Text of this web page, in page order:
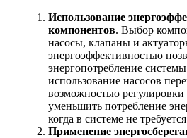
Использование
компонентов. Выбор
насосы, клапаны и
энергоэффективностью
энергопотребление
использование насосов
возможностью регулировки
уменьшить потребление
когда в системе не
Применение